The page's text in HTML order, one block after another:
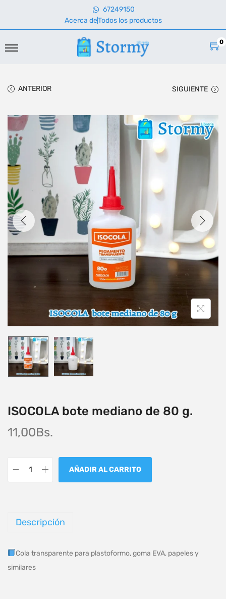
67249150
Acerca deTodos los productos
0
ANTERIOR SIGUIENTE
ISOCOLA bote mediano de 80 g.
11,00Bs.
AÑADIR AL CARRITO
Descripción
Cola transparente para plastoformo, goma EVA, papeles y
similares